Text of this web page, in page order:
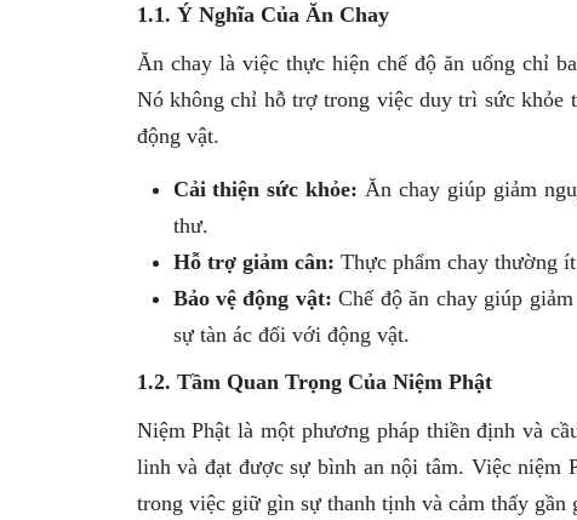
1.1. Ý Nghĩa Của Ăn Chay
Ăn chay là việc thực hiện chế độ ăn uống chỉ
Nó không chỉ hỗ trợ trong việc duy trì sức khỏe
động vật.
Cải thiện sức khỏe: Ăn chay giúp giảm
thư.
Hỗ trợ giảm cân: Thực phẩm chay thường
Bảo vệ động vật: Chế độ ăn chay giúp
sự tàn ác đối với động vật.
1.2. Tầm Quan Trọng Của Niệm Phật
Niệm Phật là một phương pháp thiền định và
linh và đạt được sự bình an nội tâm. Việc niệm
trong việc giữ gìn sự thanh tịnh và cảm thấy